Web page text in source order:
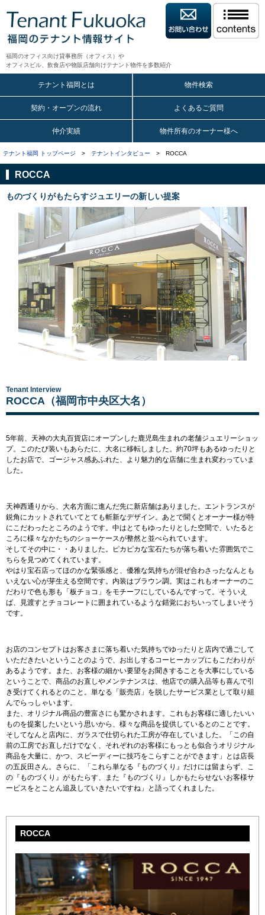
福岡のオフィス向け貸事務所（オフィス）や
オフィスビル、飲食店や物販店舗向けテナント物件を多数紹介
テナント福岡とは 物件検索
契約・オープンの流れ よくあるご質問
仲介実績 物件所有のオーナー様へ
テナント福岡 トップページ > テナントインタビュー > ROCCA
ROCCA
ものづくりがもたらすジュエリーの新しい提案
Tenant Interview
ROCCA（福岡市中央区大名）
5年前、天神の大丸百貨店にオープンした鹿児島生まれの老舗ジュエリーショッ
プ。このたび装いもあらたに、大名に移転しました。約70坪もあるゆったりと
したお店で、ゴージャス感あふれた、より魅力的な店舗に生まれ変わっていま
した。
天神西通りから、大名方面に進んだ先に新店舗はありました。エントランスが
鋭角にカットされていてとても斬新なデザイン。あとで聞くとオーナー様が特
にこだわったところのようです。中はとてもゆったりとした空間で、いたると
ころに様々なかたちのショーケースが整然と並べられています。
そしてその中に・・ありました。ピカピカな宝石たちが落ち着いた雰囲気でこ
ちらを見つめてくれています。
やはり宝石店ってほのかな緊張感と、優雅な気持ちが混ぜ合わさったなんとも
いえない心が芽生える空間です。内装はブラウン調。実はこれもオーナーのこ
だわりで色も形も「板チョコ」をモチーフにしているんですって。そういえ
ば、見渡すとチョコレートに囲まれているような錯覚におちいってしまいそう
です。
お店のコンセプトはお客さまに落ち着いた気持ちでゆったりと店内で過ごして
いただきたいということのようで、お出しするコーヒーカップにもこだわりが
あるようです。また、お客様の細かい要望をお聞きすることを大事にしている
ということで、商品のお直しやメンテナンスは、他店での購入品等も喜んで引
き受けてくれるとのこと。単なる「販売店」を脱したサービス業として取り組
んでらっしゃいます。
また、オリジナル商品の豊富さにも驚かされます。これもお客様に適したいい
ものを提案したいという思いから、様々な商品を提供しているとのことです。
そしてなんと店内に、ガラスで仕切られた工房が存在していました。「この自
前の工房でお直しだけでなく、それぞれのお客様にもっとも似合うオリジナル
商品を大量に、かつ、スピーディーに技巧をこらすことができます」とは店長
の五反田さん。さらに、「これら単なる『ものづくり』だけには留まらず、こ
の『ものづくり』がもたらす、また『ものづくり』しかもたらせないお客様サ
ービスをとことん追及していきたいですね」と語ってくれました。
ROCCA